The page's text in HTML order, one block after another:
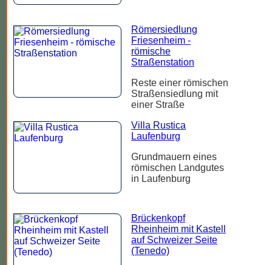
Römersiedlung
Friesenheim -
römische
Straßenstation
Reste einer römischen
Straßensiedlung mit
einer Straße
Villa Rustica
Laufenburg
Grundmauern eines
römischen Landgutes
in Laufenburg
Brückenkopf
Rheinheim mit Kastell
auf Schweizer Seite
(Tenedo)